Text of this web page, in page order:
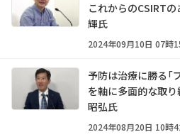
これからのCSIRTの
輝氏
2024年09月10日 07時
予防は治療に勝る「
を軸に多面的な取り
昭弘氏
2024年08月20日 10時